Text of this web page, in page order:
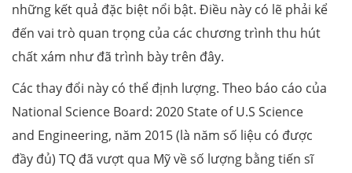
những kết quả đặc biệt nổi bật. Điều này có lẽ phải kể
đến vai trò quan trọng của các chương trình thu hút
chất xám như đã trình bày trên đây.
Các thay đổi này có thể định lượng. Theo báo cáo của
National Science Board: 2020 State of U.S Science
and Engineering, năm 2015 (là năm số liệu có được
đầy đủ) TQ đã vượt qua Mỹ về số lượng bằng tiến sĩ